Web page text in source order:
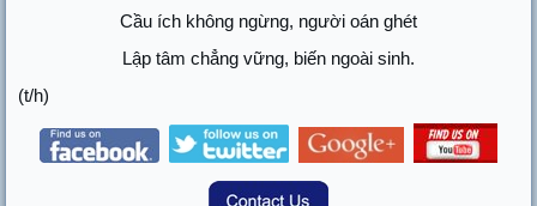
Cầu ích không ngừng, người oán ghét
Lập tâm chẳng vững, biến ngoài sinh.
(t/h)